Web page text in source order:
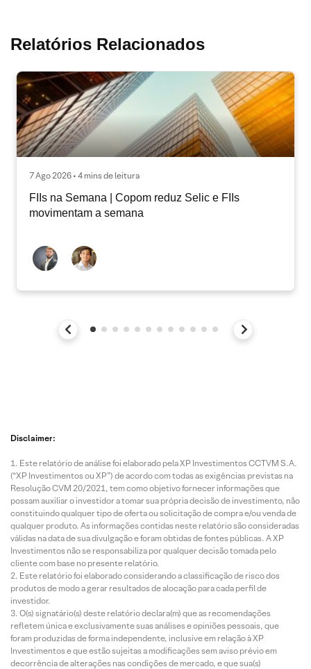
Relatórios Relacionados
7 Ago 2026 • 4 mins de leitura
FIIs na Semana | Copom reduz Selic e FIIs
movimentam a semana
Disclaimer:
Este relatório de análise foi elaborado pela XP Investimentos CCTVM S.A.
(“XP Investimentos ou XP”) de acordo com todas as exigências previstas na
Resolução CVM 20/2021, tem como objetivo fornecer informações que
possam auxiliar o investidor a tomar sua própria decisão de investimento, não
constituindo qualquer tipo de oferta ou solicitação de compra e/ou venda de
qualquer produto. As informações contidas neste relatório são consideradas
válidas na data de sua divulgação e foram obtidas de fontes públicas. A XP
Investimentos não se responsabiliza por qualquer decisão tomada pelo
cliente com base no presente relatório.
Este relatório foi elaborado considerando a classificação de risco dos
produtos de modo a gerar resultados de alocação para cada perfil de
investidor.
O(s) signatário(s) deste relatório declara(m) que as recomendações
refletem única e exclusivamente suas análises e opiniões pessoais, que
foram produzidas de forma independente, inclusive em relação à XP
Investimentos e que estão sujeitas a modificações sem aviso prévio em
decorrência de alterações nas condições de mercado, e que sua(s)